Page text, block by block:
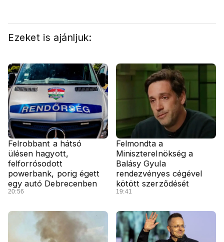
Ezeket is ajánljuk:
Felrobbant a hátsó
ülésen hagyott,
felforrósodott
powerbank, porig égett
egy autó Debrecenben
20:56
Felmondta a
Miniszterelnökség a
Balásy Gyula
rendezvényes cégével
kötött szerződését
19:41